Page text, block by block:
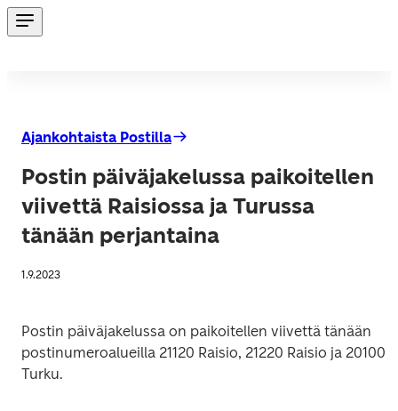
Ajankohtaista Postilla
Postin päiväjakelussa paikoitellen
viivettä Raisiossa ja Turussa
tänään perjantaina
1.9.2023
Postin päiväjakelussa on paikoitellen viivettä tänään
postinumeroalueilla 21120 Raisio, 21220 Raisio ja 20100
Turku.